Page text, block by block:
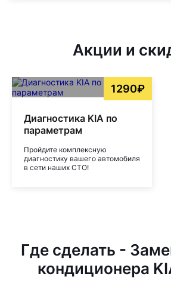
Акции и
1290₽
Диагностика KIA по
параметрам
Пройдите комплексную
диагностику вашего автомобиля
в сети наших СТО!
Где сделать -
кондиционера